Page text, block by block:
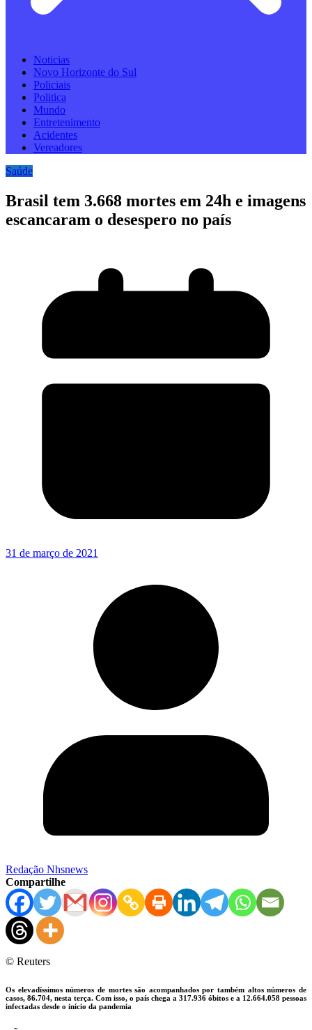
Noticias
Novo Horizonte do Sul
Policiais
Politica
Mundo
Entretenimento
Acidentes
Vereadores
Saúde
Brasil tem 3.668 mortes em 24h e imagens
escancaram o desespero no país
31 de março de 2021
Redação Nhsnews
Compartilhe
© Reuters
Os elevadíssimos números de mortes são acompanhados por também altos números de
casos, 86.704, nesta terça. Com isso, o país chega a 317.936 óbitos e a 12.664.058 pessoas
infectadas desde o início da pandemia